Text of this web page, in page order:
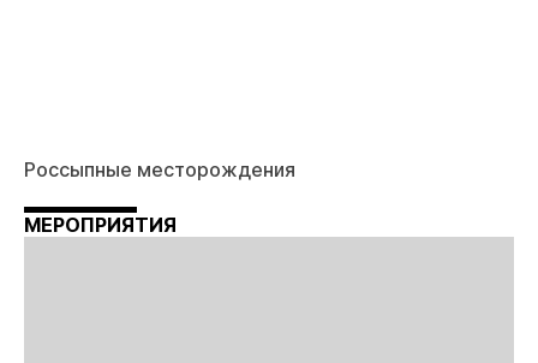
Россыпные месторождения
МЕРОПРИЯТИЯ